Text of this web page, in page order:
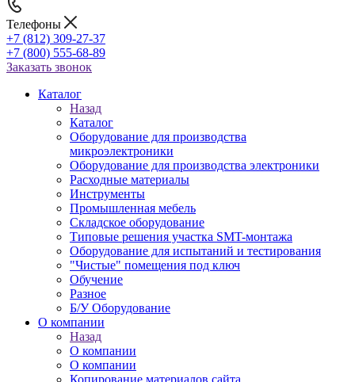
Телефоны
+7 (812) 309-27-37
+7 (800) 555-68-89
Заказать звонок
Каталог
Назад
Каталог
Оборудование для производства
микроэлектроники
Оборудование для производства электроники
Расходные материалы
Инструменты
Промышленная мебель
Складское оборудование
Типовые решения участка SMT-монтажа
Оборудование для испытаний и тестирования
"Чистые" помещения под ключ
Обучение
Разное
Б/У Оборудование
О компании
Назад
О компании
О компании
Копирование материалов сайта